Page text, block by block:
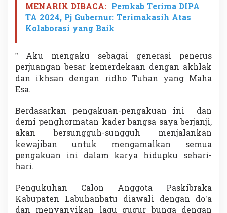
MENARIK DIBACA: Pemkab Terima DIPA
TA 2024, Pj Gubernur: Terimakasih Atas
Kolaborasi yang Baik
” Aku mengaku sebagai generasi penerus
perjuangan besar kemerdekaan dengan akhlak
dan ikhsan dengan ridho Tuhan yang Maha
Esa.
Berdasarkan pengakuan-pengakuan ini dan
demi penghormatan kader bangsa saya berjanji,
akan bersungguh-sungguh menjalankan
kewajiban untuk mengamalkan semua
pengakuan ini dalam karya hidupku sehari-
hari.
Pengukuhan Calon Anggota Paskibraka
Kabupaten Labuhanbatu diawali dengan do’a